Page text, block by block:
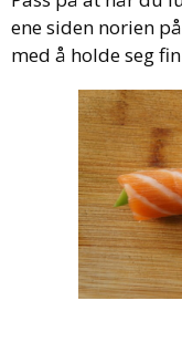
ene siden norien
med å holde seg